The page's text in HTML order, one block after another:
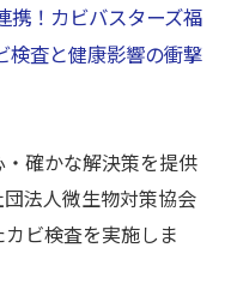
携！カビバスターズ福
検査と健康影響の衝撃
確かな解決策を提供
法人微生物対策協会
ビ検査を実施しま